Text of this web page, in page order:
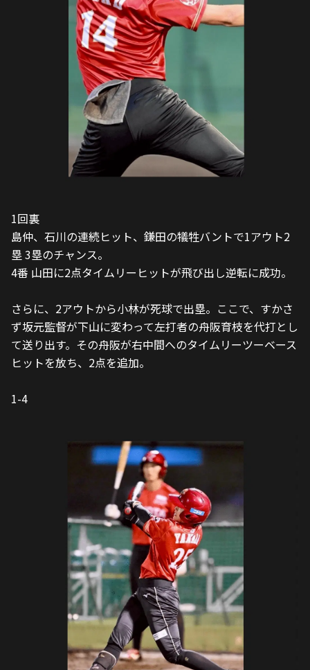
1回裏
島仲、石川の連続ヒット、鎌田の犠牲バントで1アウト2
塁 3塁のチャンス。
4番 山田に2点タイムリーヒットが飛び出し逆転に成功。
さらに、2アウトから小林が死球で出塁。ここで、すかさ
ず坂元監督が下山に変わって左打者の舟阪育枝を代打とし
て送り出す。その舟阪が右中間へのタイムリーツーベース
ヒットを放ち、2点を追加。
1-4